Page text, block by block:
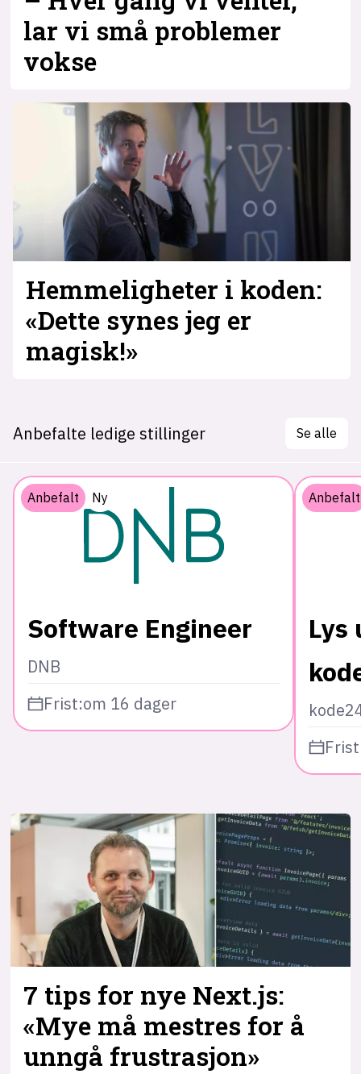
lar vi små problemer
vokse
Hemmeligheter i koden:
«Dette synes jeg er
magisk!»
Anbefalte ledige stillinger Se alle
Anbefalt Ny
Software Engineer
DNB
Frist:om 16 dager
Anbefalt
Lys
7 tips for nye Next.js:
«Mye må mestres for å
unngå frustrasjon»